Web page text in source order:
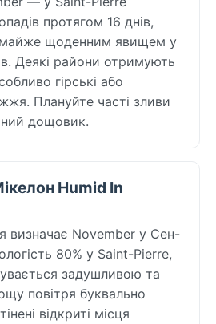
протягом 16 днів,
щоденним явищем у
Деякі райони отримують
гірські або
Плануйте часті зливи
дощовик.
Humid In
визначає November у Сен-
80% у Saint-Pierre,
задушливою та
повітря буквально
відкриті місця